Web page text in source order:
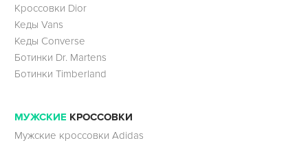
Кроссовки Dior
Кеды Vans
Кеды Converse
Ботинки Dr. Martens
Ботинки Timberland
МУЖСКИЕ КРОССОВКИ
Мужские кроссовки Adidas